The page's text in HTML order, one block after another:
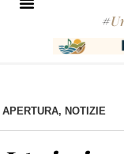
#
APERTURA, NOTIZIE